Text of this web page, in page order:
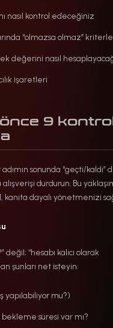
nasıl kontrol edeceğiniz
“olmazsa olmaz”
değerini nasıl
işaretleri
9
sonunda “geçti/kaldı”
durdurun. Bu
kanıta dayalı yönetmenizi
“hesabı kalıcı olarak
şunları net isteyin:
yapılabiliyor mu?)
süresi var mı?